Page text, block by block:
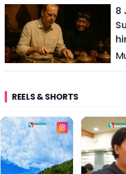
8
REELS & SHORTS